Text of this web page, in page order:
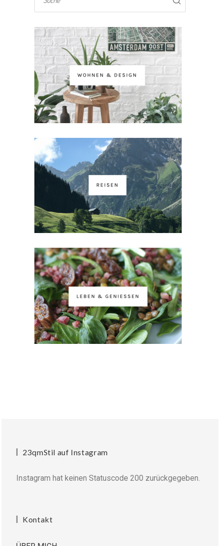
23qmStil auf Instagram
Instagram hat keinen Statuscode 200 zurückgegeben.
Kontakt